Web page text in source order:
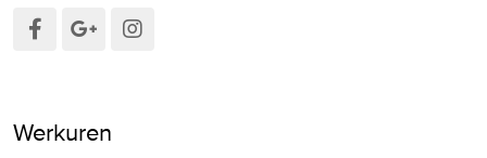
Werkuren